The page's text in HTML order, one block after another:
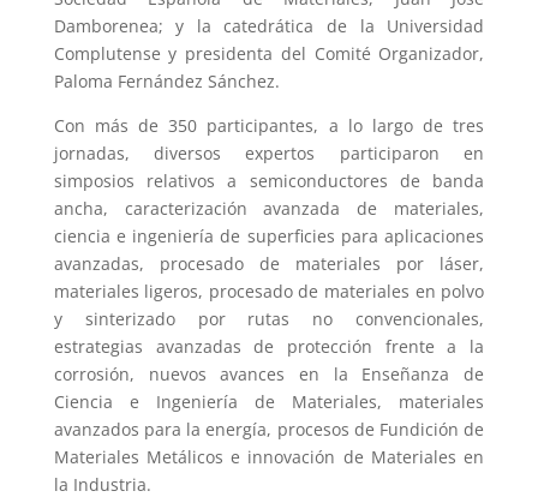
Damborenea; y la catedrática de la Universidad
Complutense y presidenta del Comité Organizador,
Paloma Fernández Sánchez.
Con más de 350 participantes, a lo largo de tres
jornadas, diversos expertos participaron en
simposios relativos a semiconductores de banda
ancha, caracterización avanzada de materiales,
ciencia e ingeniería de superficies para aplicaciones
avanzadas, procesado de materiales por láser,
materiales ligeros, procesado de materiales en polvo
y sinterizado por rutas no convencionales,
estrategias avanzadas de protección frente a la
corrosión, nuevos avances en la Enseñanza de
Ciencia e Ingeniería de Materiales, materiales
avanzados para la energía, procesos de Fundición de
Materiales Metálicos e innovación de Materiales en
la Industria.